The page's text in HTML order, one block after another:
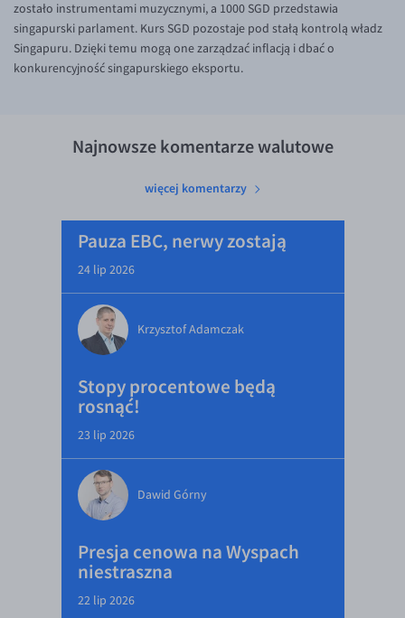
zostało instrumentami muzycznymi, a 1000 SGD przedstawia
singapurski parlament. Kurs SGD pozostaje pod stałą kontrolą władz
Singapuru. Dzięki temu mogą one zarządzać inflacją i dbać o
konkurencyjność singapurskiego eksportu.
Najnowsze komentarze walutowe
więcej komentarzy
Pauza EBC, nerwy zostają
24 lip 2026
Krzysztof Adamczak
Stopy procentowe będą
rosnąć!
23 lip 2026
Dawid Górny
Presja cenowa na Wyspach
niestraszna
22 lip 2026